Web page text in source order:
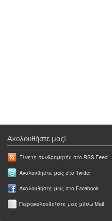
Ακολουθήστε μας!
Γίνετε συνδρομητές στο RSS Feed
Ακολουθήστε μας στο Twitter
Ακολουθήστε μας στο Facebook
Παρακολουθείστε μας μέσω Mail